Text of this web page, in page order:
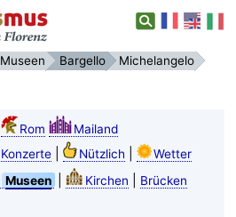
Museen Bargello
Michelangelo
Rom
Mailand
Konzerte| Nützlich
Wetter
Museen Kirchen
Brücken